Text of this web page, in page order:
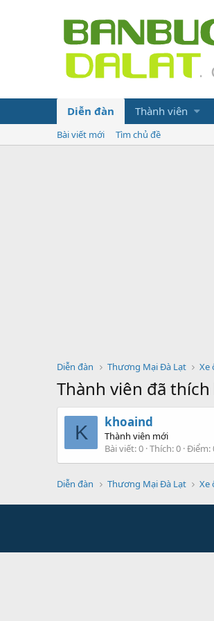
Diễn đàn Thành viên
Bài viết mới Tìm chủ đề
Diễn đàn Thương Mại Đà Lạt Xe
Thành viên đã
K khoaind
Thành viên mới
Bài viết 0 Thích 0 Điểm
Diễn đàn Thương Mại Đà Lạt Xe